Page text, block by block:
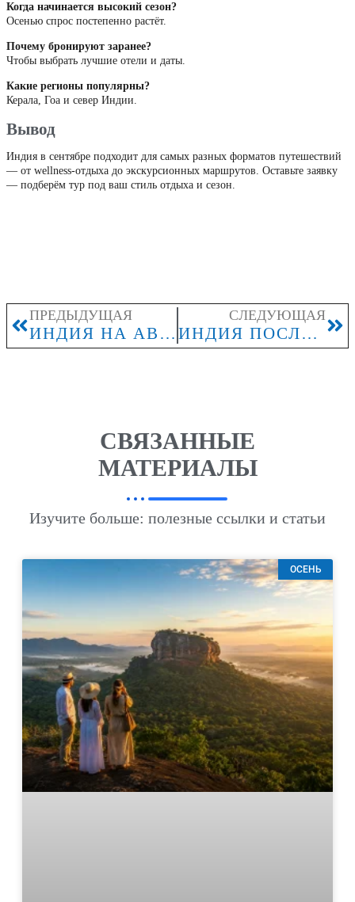
Когда начинается высокий сезон?
Осенью спрос постепенно растёт.
Почему бронируют заранее?
Чтобы выбрать лучшие отели и даты.
Какие регионы популярны?
Керала, Гоа и север Индии.
Вывод
Индия в сентябре подходит для самых разных форматов путешествий
— от wellness-отдыха до экскурсионных маршрутов. Оставьте заявку
— подберём тур под ваш стиль отдыха и сезон.
ПРЕДЫДУЩАЯ
ИНДИЯ НА АВГУСТ 2026: КАКИЕ РЕГИОНЫ БРОНИРУЮТ ДО СЕЗОНА МУССОНОВ
СЛЕДУЮЩАЯ
ИНДИЯ ПОСЛЕ МУССОНОВ: КАКИЕ РЕГИОНЫ ВЫБИРАЮТ ДЛЯ ПЕРВОЙ ПОЕЗДКИ
СВЯЗАННЫЕ
МАТЕРИАЛЫ
Изучите больше: полезные ссылки и статьи
ОСЕНЬ